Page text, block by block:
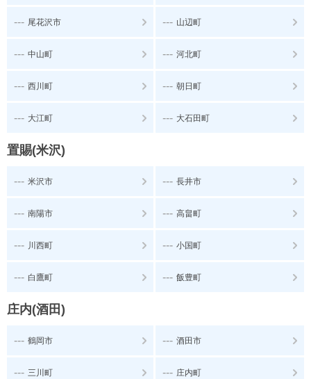
--- 尾花沢市 --- 山辺町
--- 中山町 --- 河北町
--- 西川町 --- 朝日町
--- 大江町 --- 大石田町
置賜(米沢)
--- 米沢市 --- 長井市
--- 南陽市 --- 高畠町
--- 川西町 --- 小国町
--- 白鷹町 --- 飯豊町
庄内(酒田)
--- 鶴岡市 --- 酒田市
--- 三川町 --- 庄内町